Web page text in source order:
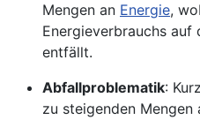
Mengen an Energie,
Energieverbrauchs auf
entfällt.
Abfallproblematik:
zu steigenden